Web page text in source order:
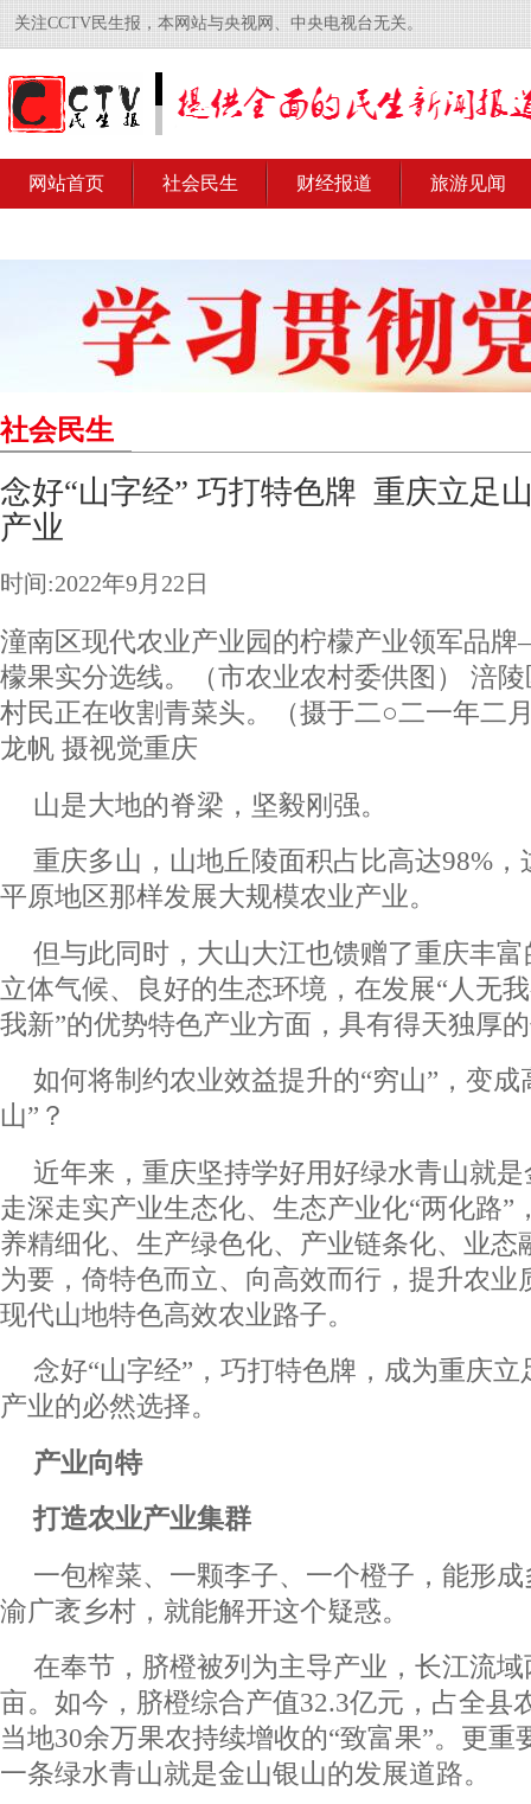
关注CCTV民生报，本网站与央视网、中央电视台无关。
网站首页 社会民生 财经报道 旅游见闻
社会民生
念好“山字经” 巧打特色牌 重庆立足
产业
时间:2022年9月22日
潼南区现代农业产业园的柠檬产业领军品
檬果实分选线。（市农业农村委供图） 涪
村民正在收割青菜头。（摄于二○二一年二
龙帆 摄视觉重庆
山是大地的脊梁，坚毅刚强。
重庆多山，山地丘陵面积占比高达98%
平原地区那样发展大规模农业产业。
但与此同时，大山大江也馈赠了重庆丰
立体气候、良好的生态环境，在发展“人无
我新”的优势特色产业方面，具有得天独厚
如何将制约农业效益提升的“穷山”，变成
山”？
近年来，重庆坚持学好用好绿水青山就是
走深走实产业生态化、生态产业化“两化路”
养精细化、生产绿色化、产业链条化、业态
为要，倚特色而立、向高效而行，提升农业
现代山地特色高效农业路子。
念好“山字经”，巧打特色牌，成为重庆
产业的必然选择。
产业向特
打造农业产业集群
一包榨菜、一颗李子、一个橙子，能形
渝广袤乡村，就能解开这个疑惑。
在奉节，脐橙被列为主导产业，长江流
亩。如今，脐橙综合产值32.3亿元，占全县
当地30余万果农持续增收的“致富果”。更重
一条绿水青山就是金山银山的发展道路。